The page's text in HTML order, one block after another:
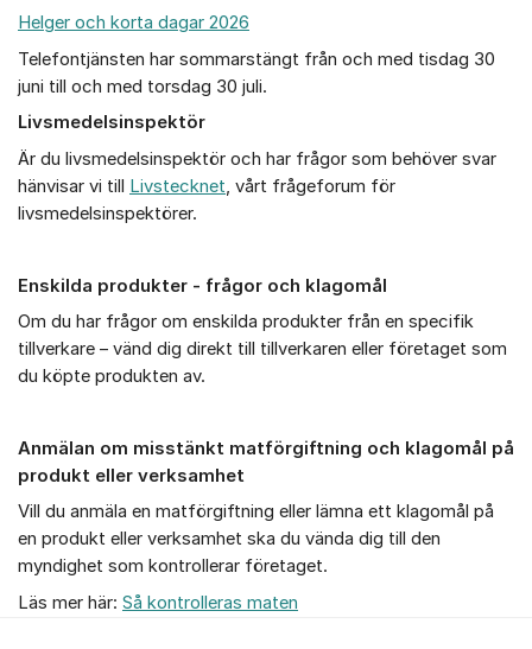
Helger och korta dagar 2026
Telefontjänsten har sommarstängt från och med tisdag 30
juni till och med torsdag 30 juli.
Livsmedelsinspektör
Är du livsmedelsinspektör och har frågor som behöver svar
hänvisar vi till Livstecknet, vårt frågeforum för
livsmedelsinspektörer.
Enskilda produkter - frågor och klagomål
Om du har frågor om enskilda produkter från en specifik
tillverkare – vänd dig direkt till tillverkaren eller företaget som
du köpte produkten av.
Anmälan om misstänkt matförgiftning och klagomål på
produkt eller verksamhet
Vill du anmäla en matförgiftning eller lämna ett klagomål på
en produkt eller verksamhet ska du vända dig till den
myndighet som kontrollerar företaget.
Läs mer här: Så kontrolleras maten